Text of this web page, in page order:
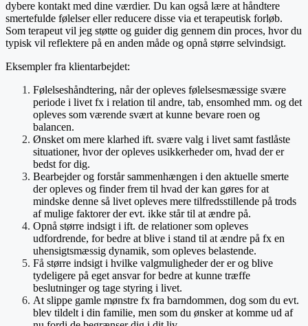
dybere kontakt med dine værdier. Du kan også lære at håndtere
smertefulde følelser eller reducere disse via et terapeutisk forløb.
Som terapeut vil jeg støtte og guider dig gennem din proces, hvor du
typisk vil reflektere på en anden måde og opnå større selvindsigt.
Eksempler fra klientarbejdet:
Følelseshåndtering, når der opleves følelsesmæssige svære
periode i livet fx i relation til andre, tab, ensomhed mm. og det
opleves som værende svært at kunne bevare roen og
balancen.
Ønsket om mere klarhed ift. svære valg i livet samt fastlåste
situationer, hvor der opleves usikkerheder om, hvad der er
bedst for dig.
Bearbejder og forstår sammenhængen i den aktuelle smerte
der opleves og finder frem til hvad der kan gøres for at
mindske denne så livet opleves mere tilfredsstillende på trods
af mulige faktorer der evt. ikke står til at ændre på.
Opnå større indsigt i ift. de relationer som opleves
udfordrende, for bedre at blive i stand til at ændre på fx en
uhensigtsmæssig dynamik, som opleves belastende.
Få større indsigt i hvilke valgmuligheder der er og blive
tydeligere på eget ansvar for bedre at kunne træffe
beslutninger og tage styring i livet.
At slippe gamle mønstre fx fra barndommen, dog som du evt.
blev tildelt i din familie, men som du ønsker at komme ud af